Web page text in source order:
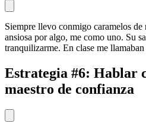
Siempre llevo conmigo caramelos de
ansiosa por algo, me como uno. Su
tranquilizarme. En clase me
Estrategia #6: Hablar
maestro de confianza